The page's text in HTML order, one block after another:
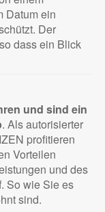
Datum ein
Der
dass ein Blick
und sind ein
. Als autorisierter
profitieren
Vorteilen
und des
So wie Sie es
sind.